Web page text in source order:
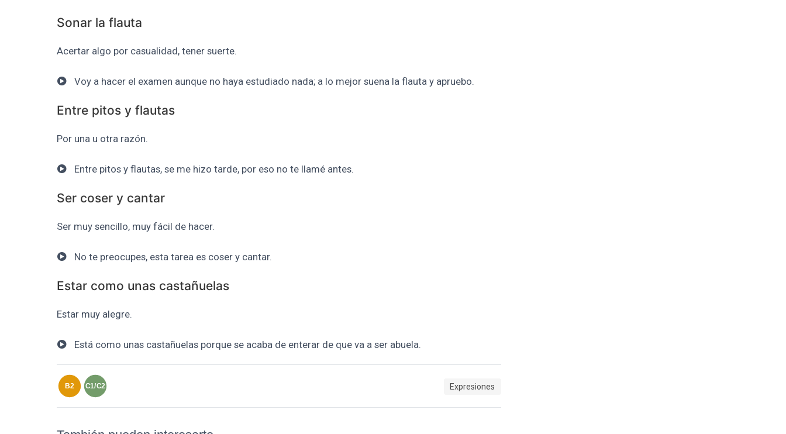
Sonar la flauta
Acertar algo por casualidad, tener suerte.
Voy a hacer el examen aunque no haya estudiado nada; a lo mejor suena la flauta y apruebo.
Entre pitos y flautas
Por una u otra razón.
Entre pitos y flautas, se me hizo tarde, por eso no te llamé antes.
Ser coser y cantar
Ser muy sencillo, muy fácil de hacer.
No te preocupes, esta tarea es coser y cantar.
Estar como unas castañuelas
Estar muy alegre.
Está como unas castañuelas porque se acaba de enterar de que va a ser abuela.
B2 C1/C2 Expresiones